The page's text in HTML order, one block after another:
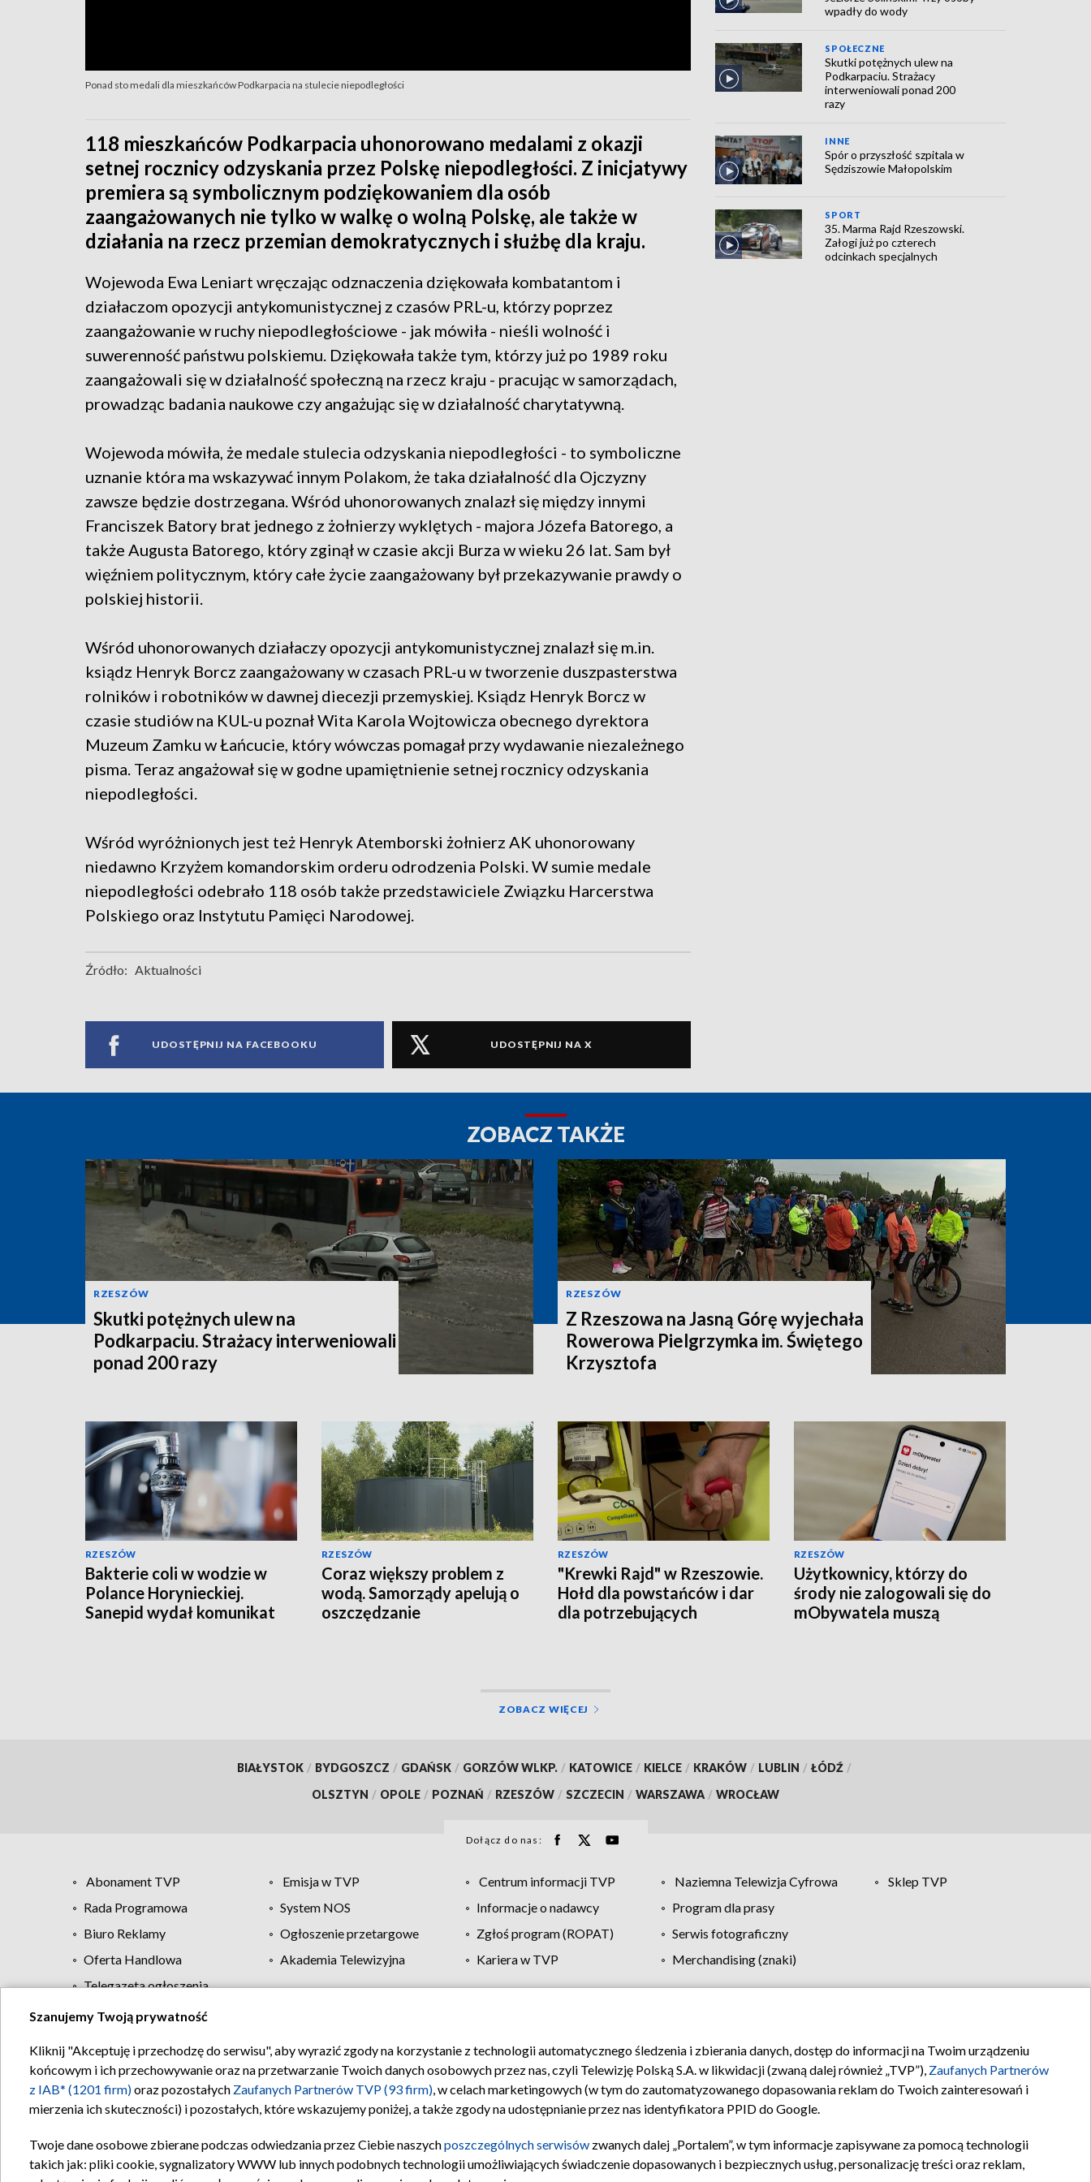
Ponad sto medali dla mieszkańców Podkarpacia na stulecie niepodległości
118 mieszkańców Podkarpacia uhonorowano medalami z okazji
setnej rocznicy odzyskania przez Polskę niepodległości. Z inicjatywy
premiera są symbolicznym podziękowaniem dla osób
zaangażowanych nie tylko w walkę o wolną Polskę, ale także w
działania na rzecz przemian demokratycznych i służbę dla kraju.
Wojewoda Ewa Leniart wręczając odznaczenia dziękowała kombatantom i
działaczom opozycji antykomunistycznej z czasów PRL-u, którzy poprzez
zaangażowanie w ruchy niepodległościowe - jak mówiła - nieśli wolność i
suwerenność państwu polskiemu. Dziękowała także tym, którzy już po 1989 roku
zaangażowali się w działalność społeczną na rzecz kraju - pracując w samorządach,
prowadząc badania naukowe czy angażując się w działalność charytatywną.
Wojewoda mówiła, że medale stulecia odzyskania niepodległości - to symboliczne
uznanie która ma wskazywać innym Polakom, że taka działalność dla Ojczyzny
zawsze będzie dostrzegana. Wśród uhonorowanych znalazł się między innymi
Franciszek Batory brat jednego z żołnierzy wyklętych - majora Józefa Batorego, a
także Augusta Batorego, który zginął w czasie akcji Burza w wieku 26 lat. Sam był
więźniem politycznym, który całe życie zaangażowany był przekazywanie prawdy o
polskiej historii.
Wśród uhonorowanych działaczy opozycji antykomunistycznej znalazł się m.in.
ksiądz Henryk Borcz zaangażowany w czasach PRL-u w tworzenie duszpasterstwa
rolników i robotników w dawnej diecezji przemyskiej. Ksiądz Henryk Borcz w
czasie studiów na KUL-u poznał Wita Karola Wojtowicza obecnego dyrektora
Muzeum Zamku w Łańcucie, który wówczas pomagał przy wydawanie niezależnego
pisma. Teraz angażował się w godne upamiętnienie setnej rocznicy odzyskania
niepodległości.
Wśród wyróżnionych jest też Henryk Atemborski żołnierz AK uhonorowany
niedawno Krzyżem komandorskim orderu odrodzenia Polski. W sumie medale
niepodległości odebrało 118 osób także przedstawiciele Związku Harcerstwa
Polskiego oraz Instytutu Pamięci Narodowej.
Źródło: Aktualności
UDOSTĘPNIJ NA FACEBOOKU UDOSTĘPNIJ NA X
wpadły do wody
SPOŁECZNE
Skutki potężnych ulew na
Podkarpaciu. Strażacy
interweniowali ponad 200
razy
INNE
Spór o przyszłość szpitala w
Sędziszowie Małopolskim
SPORT
35. Marma Rajd Rzeszowski.
Załogi już po czterech
odcinkach specjalnych
ZOBACZ TAKŻE
RZESZÓW
Skutki potężnych ulew na
Podkarpaciu. Strażacy interweniowali
ponad 200 razy
RZESZÓW
Z Rzeszowa na Jasną Górę wyjechała
Rowerowa Pielgrzymka im. Świętego
Krzysztofa
RZESZÓW
Bakterie coli w wodzie w
Polance Horynieckiej.
Sanepid wydał komunikat
RZESZÓW
Coraz większy problem z
wodą. Samorządy apelują o
oszczędzanie
RZESZÓW
"Krewki Rajd" w Rzeszowie.
Hołd dla powstańców i dar
dla potrzebujących
RZESZÓW
Użytkownicy, którzy do
środy nie zalogowali się do
mObywatela muszą
ZOBACZ WIĘCEJ
BIAŁYSTOK / BYDGOSZCZ / GDAŃSK / GORZÓW WLKP. / KATOWICE / KIELCE / KRAKÓW / LUBLIN / ŁÓDŹ /
OLSZTYN / OPOLE / POZNAŃ / RZESZÓW / SZCZECIN / WARSZAWA / WROCŁAW
Dołącz do nas:
Abonament TVP Emisja w TVP Centrum informacji TVP Naziemna Telewizja Cyfrowa
Sklep TVP
Rada Programowa
System NOS Informacje o nadawcy
Program dla prasy
Biuro Reklamy
Ogłoszenie przetargowe Zgłoś program (ROPAT)
Serwis fotograficzny
Oferta Handlowa
Akademia Telewizyjna Kariera w TVP
Merchandising (znaki)
Telegazeta ogłoszenia
Regulamin TVP Polityka prywatności Moje zgody Pomoc Biuro reklamy Kontakt
Szanujemy Twoją prywatność
Kliknij "Akceptuję i przechodzę do serwisu", aby wyrazić zgody na korzystanie z technologii automatycznego śledzenia i zbierania danych, dostęp do informacji na Twoim urządzeniu
końcowym i ich przechowywanie oraz na przetwarzanie Twoich danych osobowych przez nas, czyli Telewizję Polską S.A. w likwidacji (zwaną dalej również „TVP”), Zaufanych Partnerów
z IAB* (1201 firm)oraz pozostałych Zaufanych Partnerów TVP (93 firm), w celach marketingowych (w tym do zautomatyzowanego dopasowania reklam do Twoich zainteresowań i
mierzenia ich skuteczności) i pozostałych, które wskazujemy poniżej, a także zgody na udostępnianie przez nas identyfikatora PPID do Google.
Twoje dane osobowe zbierane podczas odwiedzania przez Ciebie naszychposzczególnych serwisów zwanych dalej „Portalem”, w tym informacje zapisywane za pomocą technologii
takich jak: pliki cookie, sygnalizatory WWW lub innych podobnych technologii umożliwiających świadczenie dopasowanych i bezpiecznych usług, personalizację treści oraz reklam,